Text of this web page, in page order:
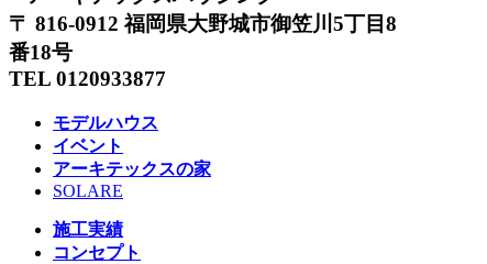
〒 816-0912 福岡県大野城市御笠川5丁目8
番18号
TEL 0120933877
モデルハウス
イベント
アーキテックスの家
SOLARE
施工実績
コンセプト